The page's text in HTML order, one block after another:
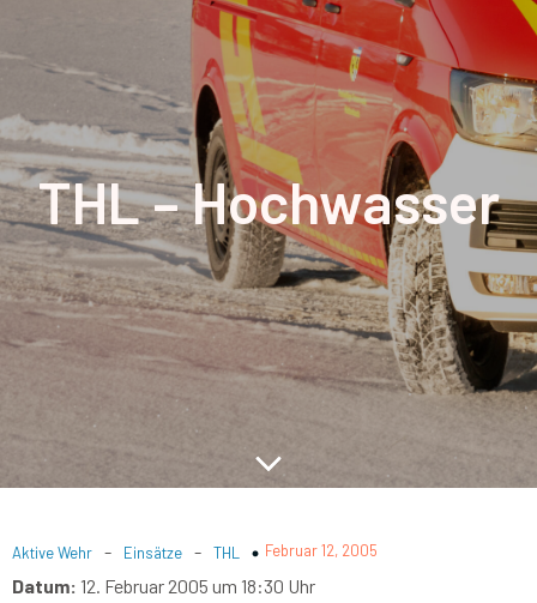
THL – Hochwasser
Aktive Wehr - Einsätze - THL Februar 12, 2005
Datum: 12. Februar 2005 um 18:30 Uhr